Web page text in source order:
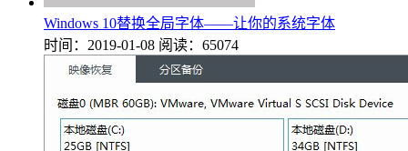
Windows 10替换全局字体——让你的系统字体
时间：2019-01-08 阅读：65074